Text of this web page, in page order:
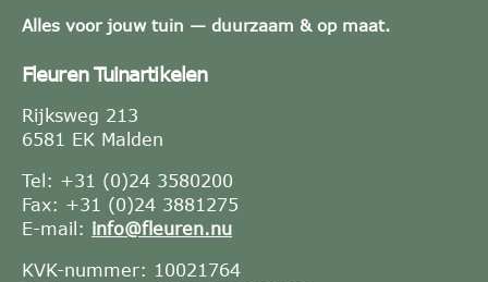
Alles voor jouw tuin — duurzaam & op maat.
Fleuren Tuinartikelen
Rijksweg 213
6581 EK Malden
Tel: +31 (0)24 3580200
Fax: +31 (0)24 3881275
E-mail: info@fleuren.nu
KVK-nummer: 10021764